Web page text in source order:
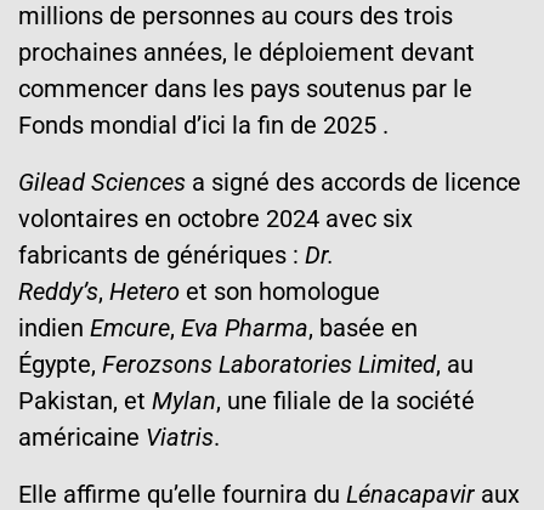
millions de personnes au cours des trois
prochaines années, le déploiement devant
commencer dans les pays soutenus par le
Fonds mondial d’ici la fin de 2025 .
Gilead Sciences a signé des accords de licence
volontaires en octobre 2024 avec six
fabricants de génériques : Dr.
Reddy’s, Hetero et son homologue
indien Emcure, Eva Pharma, basée en
Égypte, Ferozsons Laboratories Limited, au
Pakistan, et Mylan, une filiale de la société
américaine Viatris.
Elle affirme qu’elle fournira du Lénacapavir aux